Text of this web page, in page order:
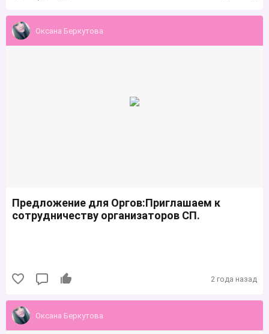
Оксана Беркутова
Предложение для Оргов:Приглашаем к
сотрудничеству организаторов СП.
2 года назад
Оксана Беркутова